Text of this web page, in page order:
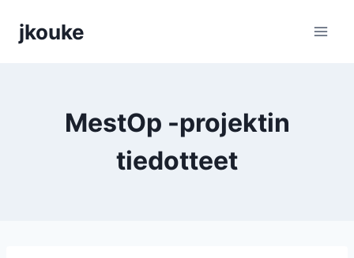
sisältöön
jkouke
MestOp -projektin
tiedotteet